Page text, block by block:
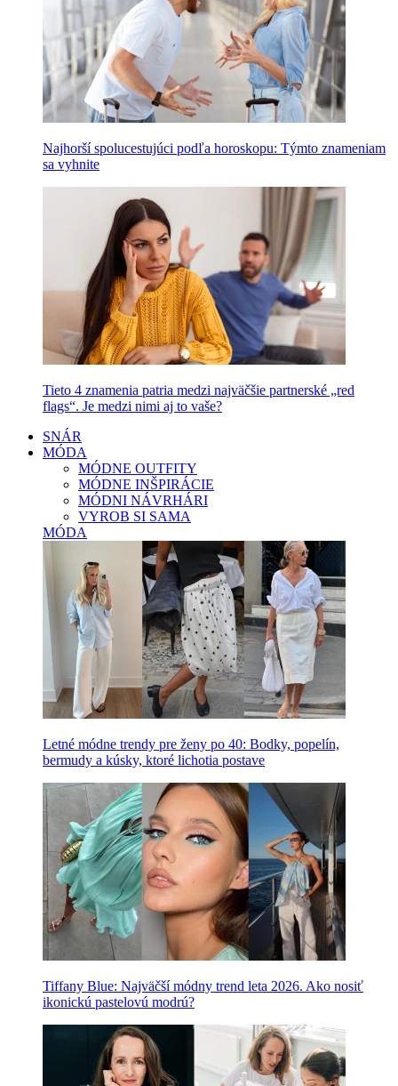
Najhorší spolucestujúci podľa horoskopu: Týmto znameniam
sa vyhnite
Tieto 4 znamenia patria medzi najväčšie partnerské „red
flags“. Je medzi nimi aj to vaše?
SNÁR
MÓDA
MÓDNE OUTFITY
MÓDNE INŠPIRÁCIE
MÓDNI NÁVRHÁRI
VYROB SI SAMA
MÓDA
Letné módne trendy pre ženy po 40: Bodky, popelín,
bermudy a kúsky, ktoré lichotia postave
Tiffany Blue: Najväčší módny trend leta 2026. Ako nosiť
ikonickú pastelovú modrú?